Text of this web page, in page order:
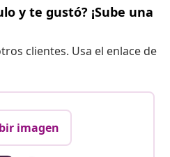
y te gustó? ¡Sube una
clientes. Usa el enlace de
imagen